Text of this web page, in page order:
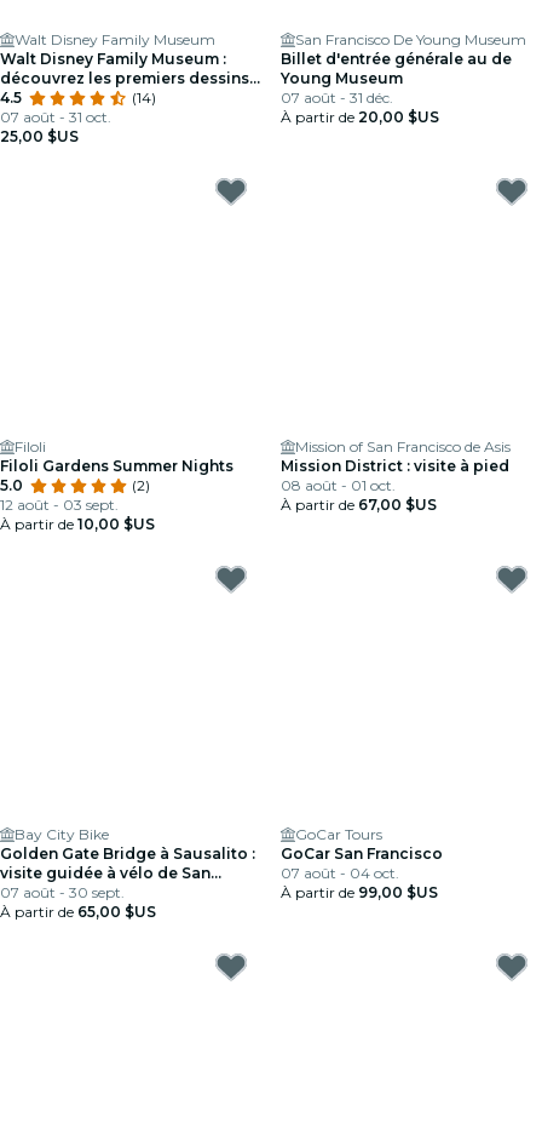
Walt Disney Family Museum
Walt Disney Family Museum :
découvrez les premiers dessins,
la musique et bien plus encore
4.5
(14)
07 août - 31 oct.
25,00 $US
San Francisco De Young Museum
Billet d'entrée générale au de
Young Museum
07 août - 31 déc.
À partir de 20,00 $US
Filoli
Filoli Gardens Summer Nights
5.0
(2)
12 août - 03 sept.
À partir de 10,00 $US
Mission of San Francisco de Asis
Mission District : visite à pied
08 août - 01 oct.
À partir de 67,00 $US
Bay City Bike
Golden Gate Bridge à Sausalito :
visite guidée à vélo de San
Francisco
07 août - 30 sept.
À partir de 65,00 $US
GoCar Tours
GoCar San Francisco
07 août - 04 oct.
À partir de 99,00 $US